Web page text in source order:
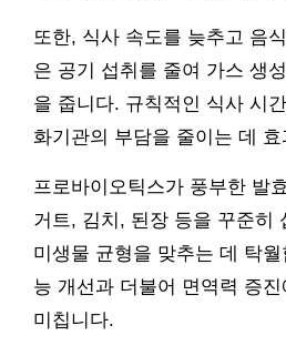
또한, 식사 속도를 늦추고 음
은 공기 섭취를 줄여 가스 생
을 줍니다. 규칙적인 식사 시
화기관의 부담을 줄이는 데
프로바이오틱스가 풍부한 발
거트, 김치, 된장 등을 꾸준히
미생물 균형을 맞추는 데 탁월
능 개선과 더불어 면역력 증
미칩니다.